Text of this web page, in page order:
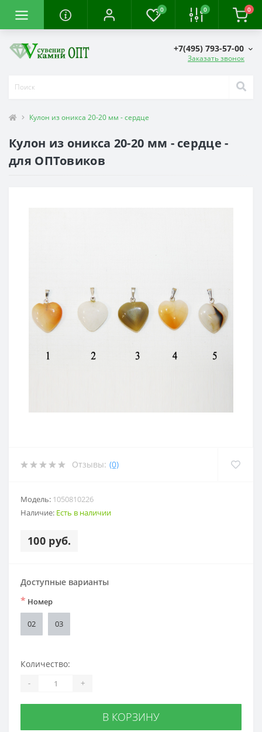
0 0 0
+7(495) 793-57-00
Заказать звонок
Кулон из оникса 20-20 мм - сердце
Кулон из оникса 20-20 мм - сердце -
для ОПТовиков
Отзывы: (0)
Модель: 1050810226
Наличие: Есть в наличии
100 руб.
Доступные варианты
* Номер
02 03
Количество:
- +
В КОРЗИНУ